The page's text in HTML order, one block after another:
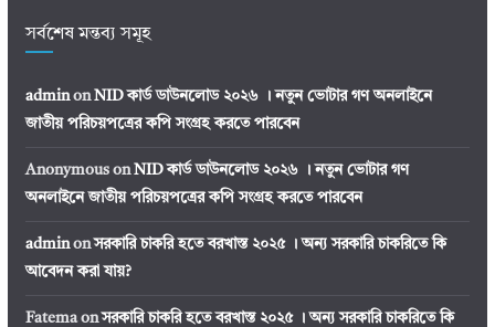
সর্বশেষ মন্তব্য সমূহ
adminon NID কার্ড ডাউনলোড ২০২৬ । নতুন ভোটার গণ অনলাইনে
জাতীয় পরিচয়পত্রের কপি সংগ্রহ করতে পারবেন
Anonymouson NID কার্ড ডাউনলোড ২০২৬ । নতুন ভোটার গণ
অনলাইনে জাতীয় পরিচয়পত্রের কপি সংগ্রহ করতে পারবেন
adminonসরকারি চাকরি হতে বরখাস্ত ২০২৫ । অন্য সরকারি চাকরিতে কি
আবেদন করা যায়?
Fatemaonসরকারি চাকরি হতে বরখাস্ত ২০২৫ । অন্য সরকারি চাকরিতে কি